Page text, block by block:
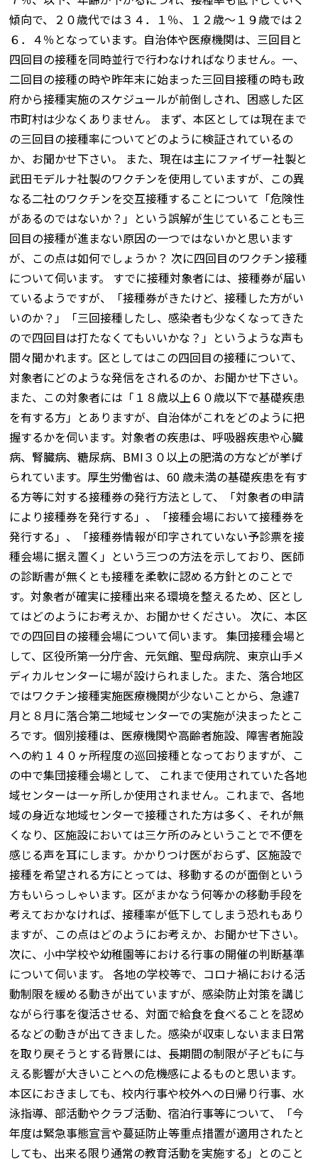
傾向で、２０歳代では３４．１％、１２歳～１９歳では２
６．４％となっています。自治体や医療機関は、三回目と
四回目の接種を同時並行で行わなければなりません。一、
二回目の接種の時や昨年末に始まった三回目接種の時も政
府から接種実施のスケジュールが前倒しされ、困惑した区
市町村は少なくありません。 まず、本区としては現在まで
の三回目の接種率についてどのように検証されているの
か、お聞かせ下さい。 また、現在は主にファイザー社製と
武田モデルナ社製のワクチンを使用していますが、この異
なる二社のワクチンを交互接種することについて「危険性
があるのではないか？」という誤解が生じていることも三
回目の接種が進まない原因の一つではないかと思います
が、この点は如何でしょうか？ 次に四回目のワクチン接種
について伺います。 すでに接種対象者には、接種券が届い
ているようですが、「接種券がきたけど、接種した方がい
いのか？」「三回接種したし、感染者も少なくなってきた
ので四回目は打たなくてもいいかな？」というような声も
間々聞かれます。区としてはこの四回目の接種について、
対象者にどのような発信をされるのか、お聞かせ下さい。
また、この対象者には「１８歳以上６０歳以下で基礎疾患
を有する方」とありますが、自治体がこれをどのように把
握するかを伺います。対象者の疾患は、呼吸器疾患や心臓
病、腎臓病、糖尿病、BMI３０以上の肥満の方などが挙げ
られています。厚生労働省は、60 歳未満の基礎疾患を有す
る方等に対する接種券の発行方法として、「対象者の申請
により接種券を発行する」、「接種会場において接種券を
発行する」、「接種券情報が印字されていない予診票を接
種会場に据え置く」という三つの方法を示しており、医師
の診断書が無くとも接種を柔軟に認める方針とのことで
す。対象者が確実に接種出来る環境を整えるため、区とし
てはどのようにお考えか、お聞かせください。 次に、本区
での四回目の接種会場について伺います。 集団接種会場と
して、区役所第一分庁舎、元気館、聖母病院、東京山手メ
ディカルセンターに場が設けられました。また、落合地区
ではワクチン接種実施医療機関が少ないことから、急遽7
月と８月に落合第二地域センターでの実施が決まったとこ
ろです。個別接種は、医療機関や高齢者施設、障害者施設
への約１４０ヶ所程度の巡回接種となっておりますが、こ
の中で集団接種会場として、 これまで使用されていた各地
域センターは一ヶ所しか使用されません。これまで、各地
域の身近な地域センターで接種された方は多く、それが無
くなり、区施設においては三ケ所のみということで不便を
感じる声を耳にします。かかりつけ医がおらず、区施設で
接種を希望される方にとっては、移動するのが面倒という
方もいらっしゃいます。区がまかなう何等かの移動手段を
考えておかなければ、接種率が低下してしまう恐れもあり
ますが、この点はどのようにお考えか、お聞かせ下さい。
次に、小中学校や幼稚園等における行事の開催の判断基準
について伺います。 各地の学校等で、コロナ禍における活
動制限を緩める動きが出ていますが、感染防止対策を講じ
ながら行事を復活させる、対面で給食を食べることを認め
るなどの動きが出てきました。感染が収束しないまま日常
を取り戻そうとする背景には、長期間の制限が子どもに与
える影響が大きいことへの危機感によるものと思います。
本区におきましても、校内行事や校外への日帰り行事、水
泳指導、部活動やクラブ活動、宿泊行事等について、「今
年度は緊急事態宣言や蔓延防止等重点措置が適用されたと
しても、出来る限り通常の教育活動を実施する」とのこと